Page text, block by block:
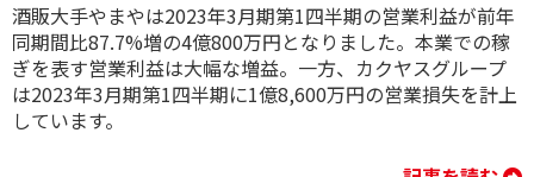
酒販大手やまやは2023年3月期第1四半期の営業利益が前年
同期間比87.7%増の4億800万円となりました。本業での稼
ぎを表す営業利益は大幅な増益。一方、カクヤスグループ
は2023年3月期第1四半期に1億8,600万円の営業損失を計上
しています。